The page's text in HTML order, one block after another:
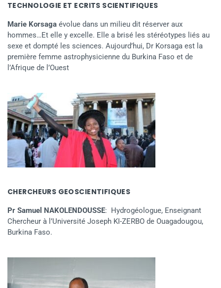
TECHNOLOGIE ET ECRITS SCIENTIFIQUES
Marie Korsaga évolue dans un milieu dit réserver aux
hommes…Et elle y excelle. Elle a brisé les stéréotypes liés au
sexe et dompté les sciences. Aujourd’hui, Dr Korsaga est la
première femme astrophysicienne du Burkina Faso et de
l’Afrique de l’Ouest
CHERCHEURS GEOSCIENTIFIQUES
Pr Samuel NAKOLENDOUSSE: Hydrogéologue, Enseignant
Chercheur à l’Université Joseph KI-ZERBO de Ouagadougou,
Burkina Faso.